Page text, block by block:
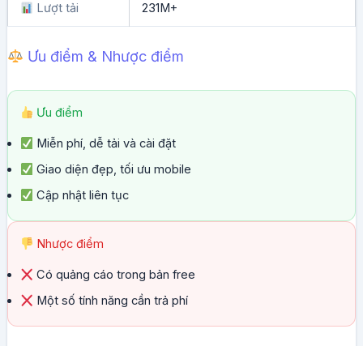
Lượt tải 231M+
Ưu điểm & Nhược điểm
Ưu điểm
Miễn phí, dễ tải và cài đặt
Giao diện đẹp, tối ưu mobile
Cập nhật liên tục
Nhược điểm
Có quảng cáo trong bản free
Một số tính năng cần trả phí